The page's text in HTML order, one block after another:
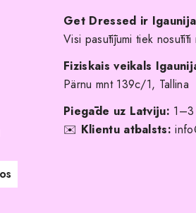
Get Dressed ir
Visi pasūtījumi tiek nosūtīti
Fiziskais veikals
Pärnu mnt 139c/1, Tallina
Piegāde uz Latviju:
✉️ Klientu atbalsts: